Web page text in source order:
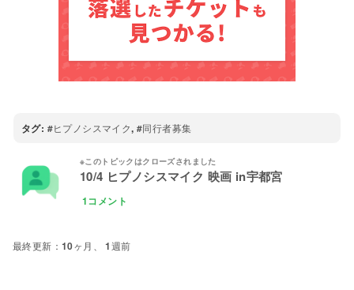
タグ: ヒプノシスマイク, 同行者募集
10/4 ヒプノシスマイク 映画 in宇都宮
1コメント
10ヶ月、 1週前